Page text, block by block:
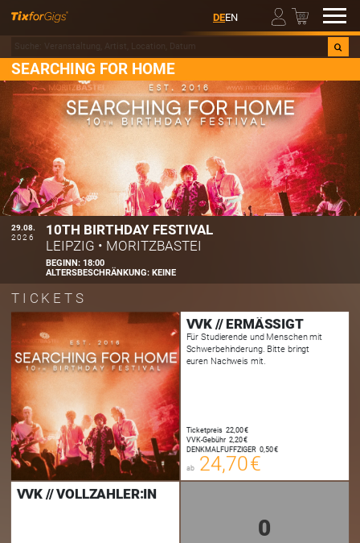
DEEN 00
SEARCHING FOR HOME
29.08.
2026
10TH BIRTHDAY FESTIVAL
LEIPZIG • MORITZBASTEI
BEGINN:18:00
ALTERSBESCHRÄNKUNG:KEINE
TICKETS
VVK // ERMÄSSIGT
Für Studierende und Menschen mit
Schwerbehinderung. Bitte bringt
euren Nachweis mit.
Ticketpreis 22,00 €
VVK-Gebühr 2,20 €
DENKMALFUFFZIGER 0,50 €
ab 24,70 €
00
VVK // VOLLZAHLER:IN
0